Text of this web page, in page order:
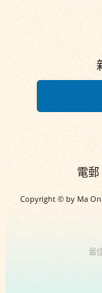
電
Copyright © by Ma On
最